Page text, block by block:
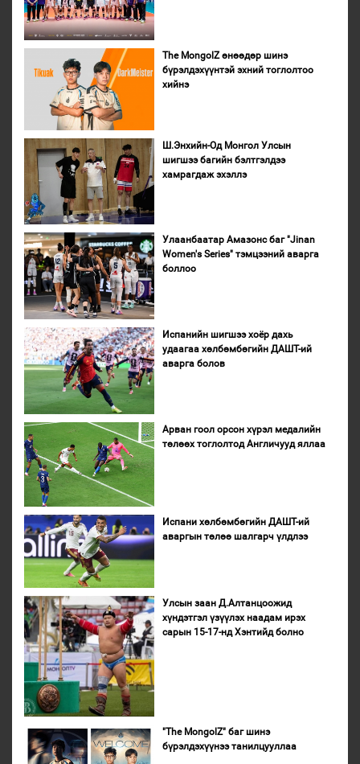
The MongolZ өнөөдөр шинэ
бүрэлдэхүүнтэй эхний тоглолтоо
хийнэ
Ш.Энхийн-Од Монгол Улсын
шигшээ багийн бэлтгэлдээ
хамрагдаж эхэллэ
Улаанбаатар Амазонс баг "Jinan
Women's Series" тэмцээний аварга
боллоо
Испанийн шигшээ хоёр дахь
удаагаа хөлбөмбөгийн ДАШТ-ий
аварга болов
Арван гоол орсон хүрэл медалийн
төлөөх тоглолтод Англичууд яллаа
Испани хөлбөмбөгийн ДАШТ-ий
аваргын төлөө шалгарч үлдлээ
Улсын заан Д.Алтанцоожид
хүндэтгэл үзүүлэх наадам ирэх
сарын 15-17-нд Хэнтийд болно
"The MongolZ" баг шинэ
бүрэлдэхүүнээ танилцууллаа